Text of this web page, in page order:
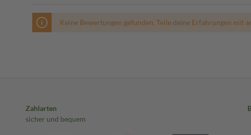
Keine Bewertungen gefunden. Teile deine Erfahrungen mit
Zahlarten
sicher und bequem